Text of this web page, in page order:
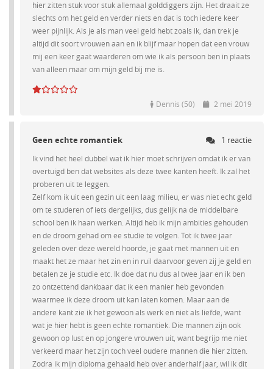
hier zitten stuk voor stuk allemaal golddiggers zijn. Het draait ze
slechts om het geld en verder niets en dat is toch iedere keer
weer pijnlijk. Als je als man veel geld hebt zoals ik, dan trek je
altijd dit soort vrouwen aan en ik blijf maar hopen dat een vrouw
mij een keer gaat waarderen om wie ik als persoon ben in plaats
van alleen maar om mijn geld bij me is.
Dennis (50) 2 mei 2019
Geen echte romantiek 1 reactie
Ik vind het heel dubbel wat ik hier moet schrijven omdat ik er van
overtuigd ben dat websites als deze twee kanten heeft. Ik zal het
proberen uit te leggen.
Zelf kom ik uit een gezin uit een laag milieu, er was niet echt geld
om te studeren of iets dergelijks, dus gelijk na de middelbare
school ben ik haan werken. Altijd heb ik mijn ambities gehouden
en de droom gehad om ee studie te volgen. Tot ik twee jaar
geleden over deze wereld hoorde, je gaat met mannen uit en
maakt het ze maar het zin en in ruil daarvoor geven zij je geld en
betalen ze je studie etc. Ik doe dat nu dus al twee jaar en ik ben
zo ontzettend dankbaar dat ik een manier heb gevonden
waarmee ik deze droom uit kan laten komen. Maar aan de
andere kant zie ik het gewoon als werk en niet als liefde, want
wat je hier hebt is geen echte romantiek. Die mannen zijn ook
gewoon op lust en op jongere vrouwen uit, want begrijp me niet
verkeerd maar het zijn toch veel oudere mannen die hier zitten.
Zodra ik mijn diploma gehaald heb over anderhalf jaar, wil ik dit